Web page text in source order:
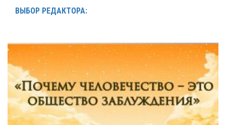
ВЫБОР РЕДАКТОРА: